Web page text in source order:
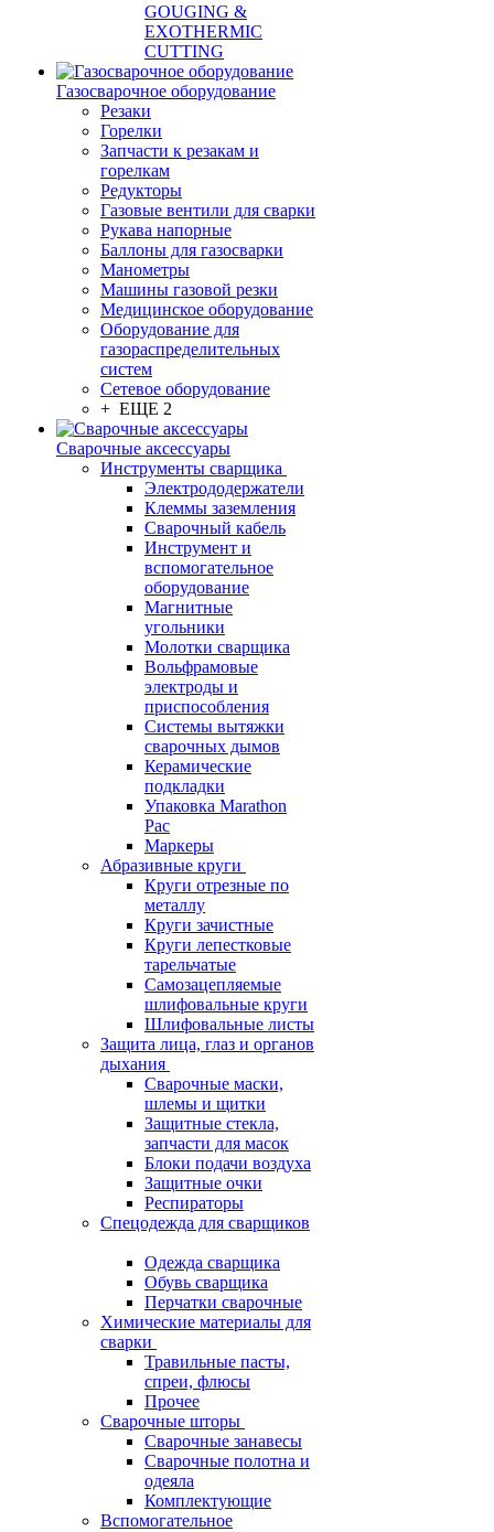
GOUGING &
EXOTHERMIC
CUTTING
Газосварочное оборудование
Резаки
Горелки
Запчасти к резакам и
горелкам
Редукторы
Газовые вентили для сварки
Рукава напорные
Баллоны для газосварки
Манометры
Машины газовой резки
Медицинское оборудование
Оборудование для
газораспределительных
систем
Сетевое оборудование
+ ЕЩЕ 2
Сварочные аксессуары
Инструменты сварщика
Электрододержатели
Клеммы заземления
Сварочный кабель
Инструмент и
вспомогательное
оборудование
Магнитные
угольники
Молотки сварщика
Вольфрамовые
электроды и
приспособления
Системы вытяжки
сварочных дымов
Керамические
подкладки
Упаковка Marathon
Pac
Маркеры
Абразивные круги
Круги отрезные по
металлу
Круги зачистные
Круги лепестковые
тарельчатые
Самозацепляемые
шлифовальные круги
Шлифовальные листы
Защита лица, глаз и органов
дыхания
Сварочные маски,
шлемы и щитки
Защитные стекла,
запчасти для масок
Блоки подачи воздуха
Защитные очки
Респираторы
Спецодежда для сварщиков
Одежда сварщика
Обувь сварщика
Перчатки сварочные
Химические материалы для
сварки
Травильные пасты,
спреи, флюсы
Прочее
Сварочные шторы
Сварочные занавесы
Сварочные полотна и
одеяла
Комплектующие
Вспомогательное